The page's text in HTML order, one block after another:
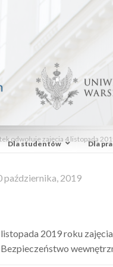
Dla studentów Dla
odwołuje zajęcia 4 listopada
października, 2019
2019 roku